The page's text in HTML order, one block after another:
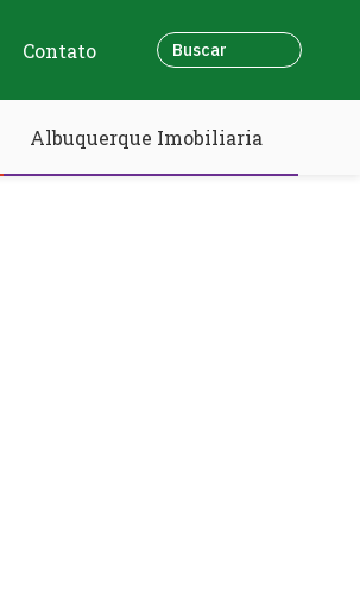
Contato
Albuquerque Imobiliaria